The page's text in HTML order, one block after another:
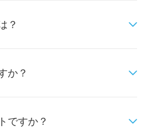
？
か？
ですか？